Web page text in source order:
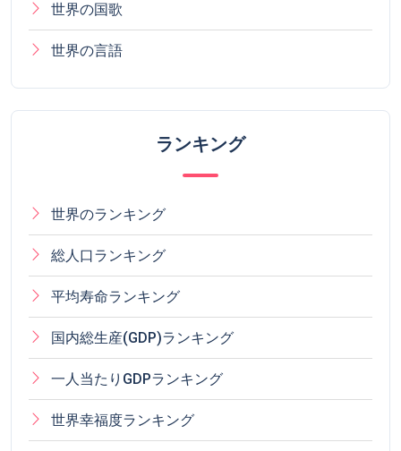
世界の国歌
世界の言語
ランキング
世界のランキング
総人口ランキング
平均寿命ランキング
国内総生産(GDP)ランキング
一人当たりGDPランキング
世界幸福度ランキング